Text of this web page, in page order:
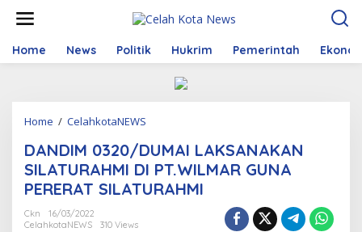
t
Home News Politik Hukrim Pemerintah
Home / CelahkotaNEWS
N
D
I
M
DANDIM 0320/DUMAI LAKSANAKAN
SILATURAHMI DI PT.WILMAR GUNA
PERERAT SILATURAHMI
Ckn
16/03/2022
CelahkotaNEWS
310 Views